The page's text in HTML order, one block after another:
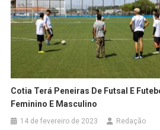
Cotia Terá Peneiras De Futsal E
Feminino E Masculino
14 de fevereiro de 2023 Redação